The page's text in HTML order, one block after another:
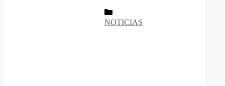
Categorías
NOTICIAS